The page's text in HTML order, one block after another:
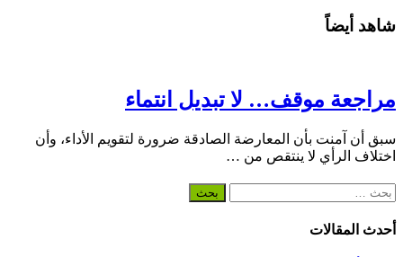
شاهد أيضاً
مراجعة موقف… لا تبديل انتماء
سبق أن آمنت بأن المعارضة الصادقة ضرورة لتقويم الأداء، وأن
اختلاف الرأي لا ينتقص من …
البحث
أحدث المقالات